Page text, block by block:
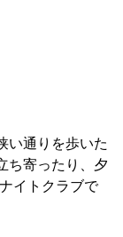
い通りを歩いた
ち寄ったり、夕
イトクラブで